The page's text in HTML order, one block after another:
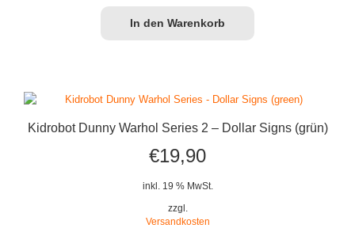
In den Warenkorb
Kidrobot Dunny Warhol Series 2 – Dollar Signs (grün)
€19,90
inkl. 19 % MwSt.
zzgl.
Versandkosten